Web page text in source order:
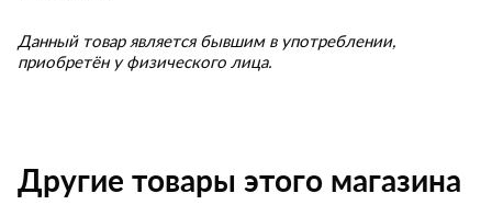
Данный товар является бывшим в употреблении,
приобретён у физического лица.
Другие товары этого магазина